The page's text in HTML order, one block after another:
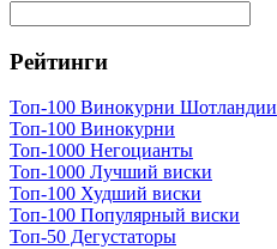
Рейтинги
Топ-100 Винокурни Шотландии
Топ-100 Винокурни
Топ-1000 Негоцианты
Топ-1000 Лучший виски
Топ-100 Худший виски
Топ-100 Популярный виски
Топ-50 Дегустаторы